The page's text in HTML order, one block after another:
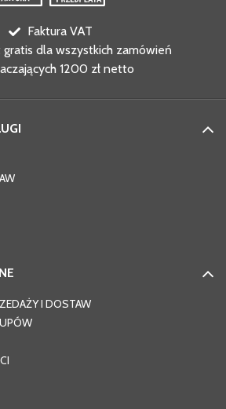
Faktura VAT
gratis dla wszystkich zamówień
1200 zł netto
I DOSTAW